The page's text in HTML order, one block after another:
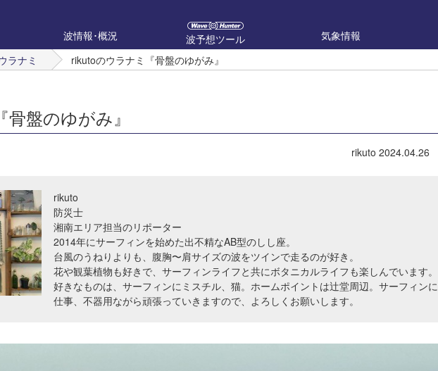
波情報･概況
波予想ツール 気象情報
ラナミ rikutoのウラナミ『骨盤のゆがみ』
盤のゆがみ』
rikuto 2024.04.26
rikuto
防災士
湘南エリア担当のリポーター
2014年にサーフィンを始めた出不精なAB型のしし座。
台風のうねりよりも、腹胸〜肩サイズの波をツインで走るのが好き。
花や観葉植物も好きで、サーフィンライフと共にボタニカルライフも楽しんでいます。
好きなものは、サーフィンにミスチル、猫。ホームポイントは辻堂周辺。サーフィンに
仕事、不器用ながら頑張っていきますので、よろしくお願いします。